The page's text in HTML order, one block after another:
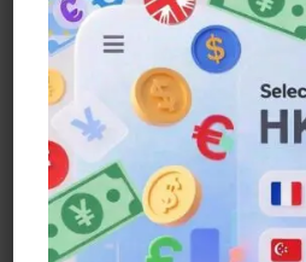
Material: 925 Silver
Zirconium Diamond
Chain Length: 45cm
Super Shiny